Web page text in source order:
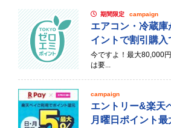
期間限定 campaign
エアコン・冷蔵
イントで割引購入
今ですよ！最大80,000
は要...
campaign
エントリー&楽天
月曜日ポイント最